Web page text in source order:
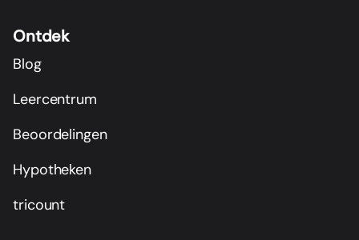
Ontdek
Blog
Leercentrum
Beoordelingen
Hypotheken
tricount